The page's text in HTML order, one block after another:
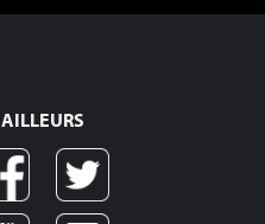
AILLEURS